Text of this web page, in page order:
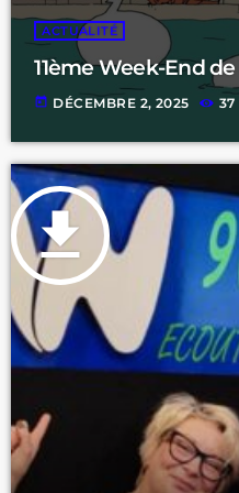
ACTUALITÉ
11ème Week-End
today DÉCEMBRE 2, 2025 37
file_download